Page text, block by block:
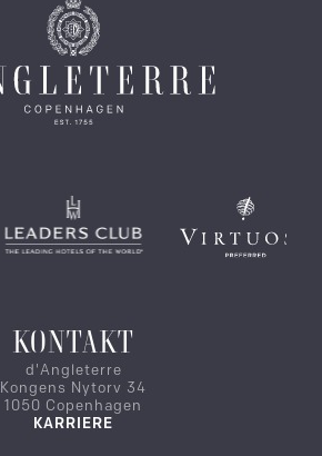
KONTAKT
d'Angleterre
Kongens Nytorv 34
1050 Copenhagen
KARRIERE